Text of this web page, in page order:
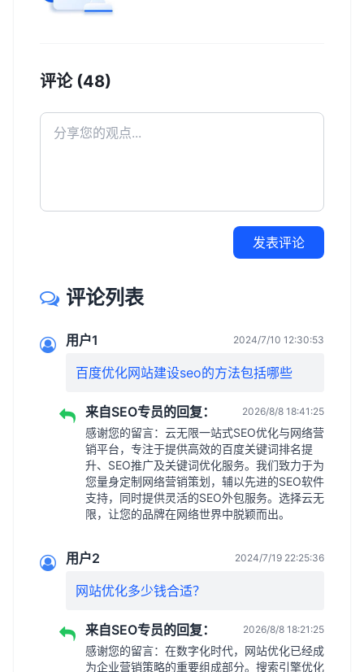
评论 (48)
发表评论
评论列表
用户1 2024/7/10 12:30:53
百度优化网站建设seo的方法包括哪些
来自SEO专员的回复： 2026/8/8 18:41:25
感谢您的留言：云无限一站式SEO优化与网络营
销平台，专注于提供高效的百度关键词排名提
升、SEO推广及关键词优化服务。我们致力于为
您量身定制网络营销策划，辅以先进的SEO软件
支持，同时提供灵活的SEO外包服务。选择云无
限，让您的品牌在网络世界中脱颖而出。
用户2 2024/7/19 22:25:36
网站优化多少钱合适？
来自SEO专员的回复： 2026/8/8 18:21:25
感谢您的留言：在数字化时代，网站优化已经成
为企业营销策略的重要组成部分。搜索引擎优化